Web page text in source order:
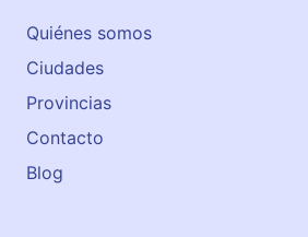
Quiénes somos
Ciudades
Provincias
Contacto
Blog